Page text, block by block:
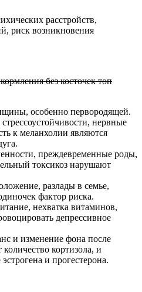
расстройств,
риск возникновения
без косточек топ
особенно первородящей.
нервные
к меланхолии являются
преждевременные роды,
токсикоз нарушают
разлады в семье,
фактор риска.
нехватка витаминов,
депрессивное
и изменение фона после
кортизола, и
и прогестерона.